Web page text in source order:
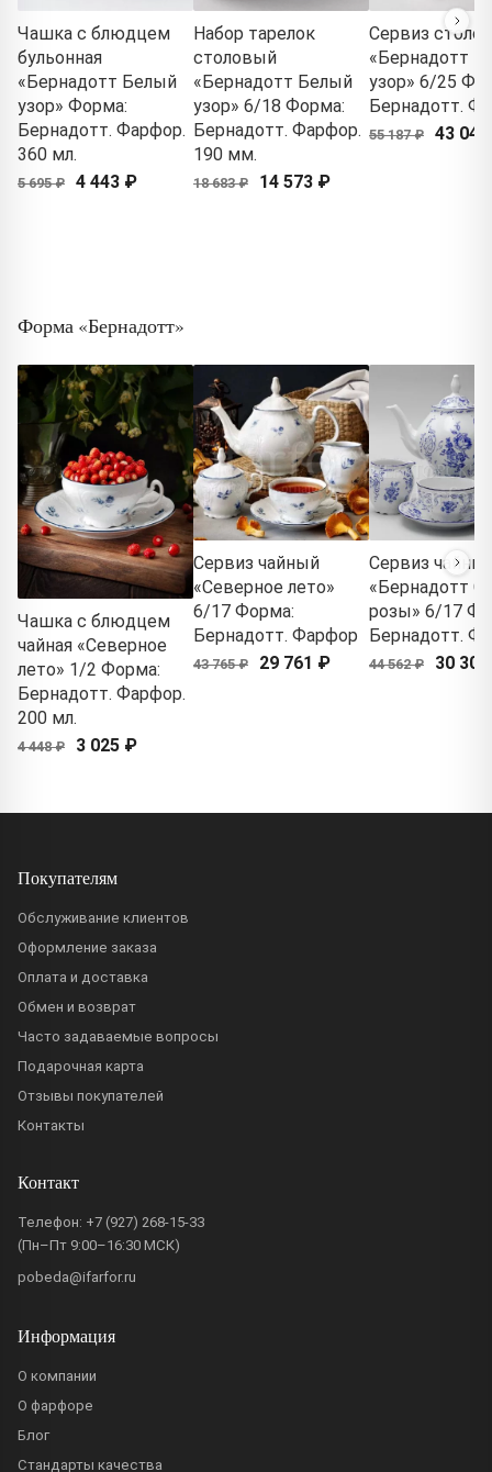
Чашка с блюдцем
бульонная
«Бернадотт Белый
узор» Форма:
Бернадотт. Фарфор.
360 мл.
5 695 ₽ 4 443 ₽
Набор тарелок
столовый
«Бернадотт Белый
узор» 6/18 Форма:
Бернадотт. Фарфор.
190 мм.
18 683 ₽ 14 573 ₽
Сервиз
«Бернадотт
узор» 6/25
Бернадотт.
55 187 ₽ 43
Форма «Бернадотт»
Чашка с блюдцем
чайная «Северное
лето» 1/2 Форма:
Бернадотт. Фарфор.
200 мл.
4 448 ₽ 3 025 ₽
Сервиз чайный
«Северное лето»
6/17 Форма:
Бернадотт. Фарфор
43 765 ₽ 29 761 ₽
Сервиз
«Бернадотт
розы» 6/17
Бернадотт.
44 562 ₽ 30
Покупателям
Обслуживание клиентов
Оформление заказа
Оплата и доставка
Обмен и возврат
Часто задаваемые вопросы
Подарочная карта
Отзывы покупателей
Контакты
Контакт
Телефон: +7 (927) 268-15-33
(Пн–Пт 9:00–16:30 МСК)
pobeda@ifarfor.ru
Информация
О компании
О фарфоре
Блог
Стандарты качества